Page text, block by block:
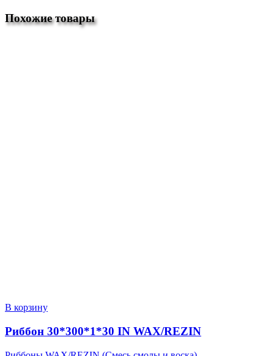
Похожие товары
В корзину
Риббон 30*300*1*30 IN WAX/REZIN